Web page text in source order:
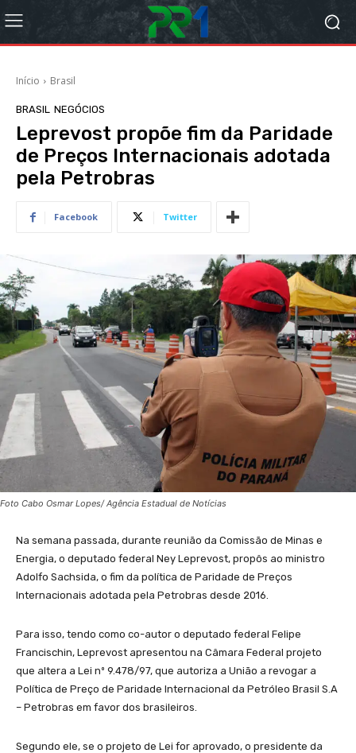
Início Brasil
BRASIL NEGÓCIOS
Leprevost propõe fim da Paridade
de Preços Internacionais adotada
pela Petrobras
Facebook Twitter
Foto Cabo Osmar Lopes/ Agência Estadual de Notícias
Na semana passada, durante reunião da Comissão de Minas e
Energia, o deputado federal Ney Leprevost, propôs ao ministro
Adolfo Sachsida, o fim da política de Paridade de Preços
Internacionais adotada pela Petrobras desde 2016.
Para isso, tendo como co-autor o deputado federal Felipe
Francischin, Leprevost apresentou na Câmara Federal projeto
que altera a Lei nº 9.478/97, que autoriza a União a revogar a
Política de Preço de Paridade Internacional da Petróleo Brasil S.A
– Petrobras em favor dos brasileiros.
Segundo ele, se o projeto de Lei for aprovado, o presidente da